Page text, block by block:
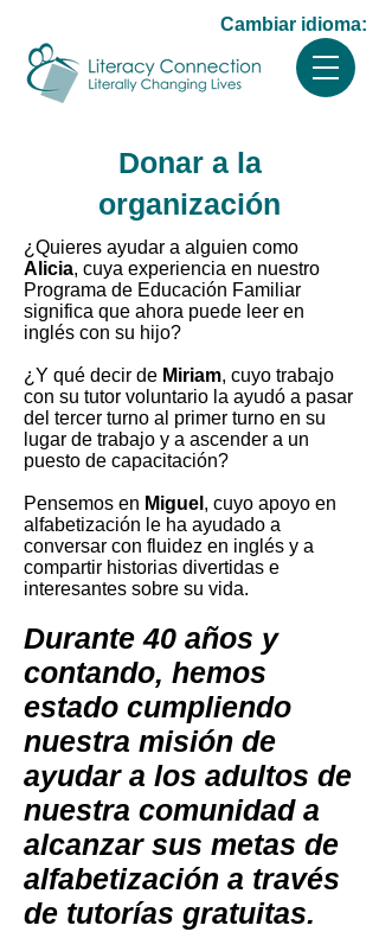
​Cambiar idioma:
Donar a la
organización
¿Quieres ayudar a alguien como
Alicia, cuya experiencia en nuestro
Programa de Educación Familiar
significa que ahora puede leer en
inglés con su hijo?
¿Y qué decir de Miriam, cuyo trabajo
con su tutor voluntario la ayudó a pasar
del tercer turno al primer turno en su
lugar de trabajo y a ascender a un
puesto de capacitación?
Pensemos en Miguel , cuyo apoyo en
alfabetización le ha ayudado a
conversar con fluidez en inglés y a
compartir historias divertidas e
interesantes sobre su vida.
Durante 40 años y
contando, hemos
estado cumpliendo
nuestra misión de
ayudar a los adultos de
nuestra comunidad a
alcanzar sus metas de
alfabetización a través
de tutorías gratuitas.